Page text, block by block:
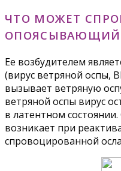
ЧТО МОЖЕТ
ОПОЯСЫВАЮЩИЙ
Ее возбудителем
(вирус ветряной оспы,
вызывает ветряную
ветряной оспы вирус
в латентном
возникает при
спровоцированной